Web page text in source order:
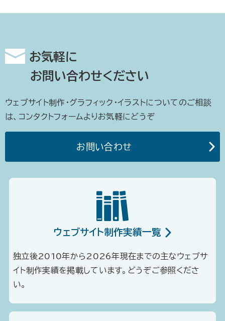
お気軽に
お問い合わせください
ウェブサイト制作・グラフィック・イラストについてのご相談
は、コンタクトフォームよりお気軽にどうぞ
お問い合わせ
ウェブサイト制作実績一覧
独立後2010年から2026年現在までの主なウェブサ
イト制作実績を掲載しています。どうぞご参照くださ
い。